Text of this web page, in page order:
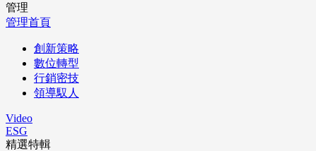
管理
管理首頁
創新策略
數位轉型
行銷密技
領導馭人
Video
ESG
精選特輯